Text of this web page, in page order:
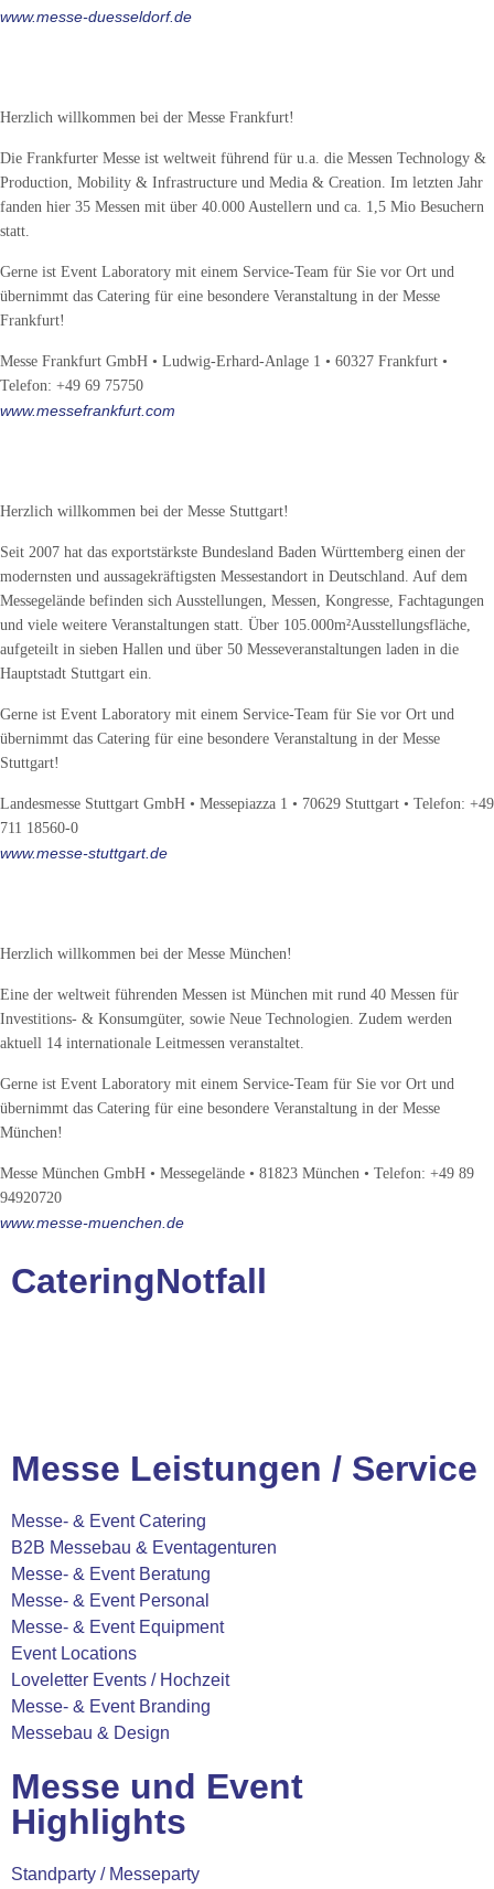
www.messe-duesseldorf.de
Herzlich willkommen bei der Messe Frankfurt!
Die Frankfurter Messe ist weltweit führend für u.a. die Messen Technology &
Production, Mobility & Infrastructure und Media & Creation. Im letzten Jahr
fanden hier 35 Messen mit über 40.000 Austellern und ca. 1,5 Mio Besuchern
statt.
Gerne ist Event Laboratory mit einem Service-Team für Sie vor Ort und
übernimmt das Catering für eine besondere Veranstaltung in der Messe
Frankfurt!
Messe Frankfurt GmbH • Ludwig-Erhard-Anlage 1 • 60327 Frankfurt •
Telefon: +49 69 75750
www.messefrankfurt.com
Herzlich willkommen bei der Messe Stuttgart!
Seit 2007 hat das exportstärkste Bundesland Baden Württemberg einen der
modernsten und aussagekräftigsten Messestandort in Deutschland. Auf dem
Messegelände befinden sich Ausstellungen, Messen, Kongresse, Fachtagungen
und viele weitere Veranstaltungen statt. Über 105.000m²Ausstellungsfläche,
aufgeteilt in sieben Hallen und über 50 Messeveranstaltungen laden in die
Hauptstadt Stuttgart ein.
Gerne ist Event Laboratory mit einem Service-Team für Sie vor Ort und
übernimmt das Catering für eine besondere Veranstaltung in der Messe
Stuttgart!
Landesmesse Stuttgart GmbH • Messepiazza 1 • 70629 Stuttgart • Telefon: +49
711 18560-0
www.messe-stuttgart.de
Herzlich willkommen bei der Messe München!
Eine der weltweit führenden Messen ist München mit rund 40 Messen für
Investitions- & Konsumgüter, sowie Neue Technologien. Zudem werden
aktuell 14 internationale Leitmessen veranstaltet.
Gerne ist Event Laboratory mit einem Service-Team für Sie vor Ort und
übernimmt das Catering für eine besondere Veranstaltung in der Messe
München!
Messe München GmbH • Messegelände • 81823 München • Telefon: +49 89
94920720
www.messe-muenchen.de
CateringNotfall
Messe Leistungen / Service
Messe- & Event Catering
B2B Messebau & Eventagenturen
Messe- & Event Beratung
Messe- & Event Personal
Messe- & Event Equipment
Event Locations
Loveletter Events / Hochzeit
Messe- & Event Branding
Messebau & Design
Messe und Event
Highlights
Standparty / Messeparty